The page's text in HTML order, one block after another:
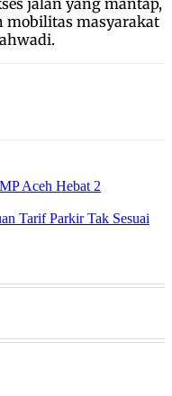
mobilitas masyarakat
Aceh Hebat 2
Tarif Parkir Tak Sesuai